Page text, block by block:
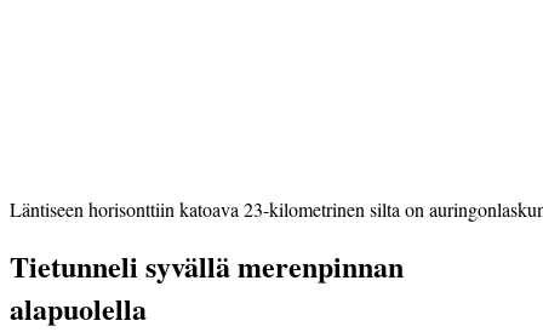
Läntiseen horisonttiin katoava 23-kilometrinen silta on
Tietunneli syvällä merenpinnan
alapuolella